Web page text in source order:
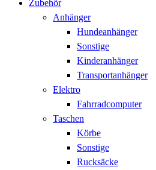
Zubehör
Anhänger
Hundeanhänger
Sonstige
Kinderanhänger
Transportanhänger
Elektro
Fahrradcomputer
Taschen
Körbe
Sonstige
Rucksäcke